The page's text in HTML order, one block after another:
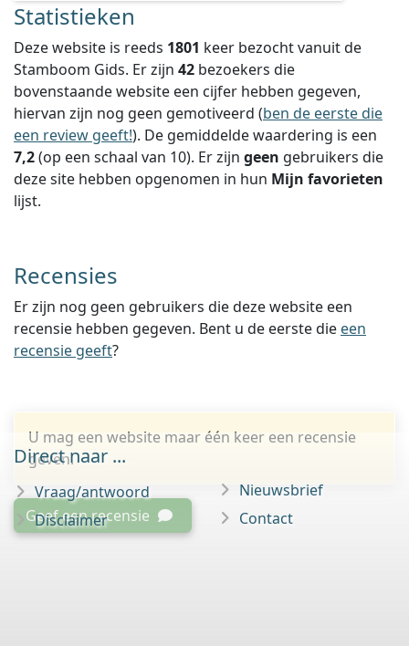
Statistieken
Deze website is reeds 1801 keer bezocht vanuit de
Stamboom Gids. Er zijn 42 bezoekers die
bovenstaande website een cijfer hebben gegeven,
hiervan zijn nog geen gemotiveerd (ben de eerste die
een review geeft!). De gemiddelde waardering is een
7,2(op een schaal van 10). Er zijn geen gebruikers die
deze site hebben opgenomen in hun Mijn favorieten
lijst.
Recensies
Er zijn nog geen gebruikers die deze website een
recensie hebben gegeven. Bent u de eerste die een
recensie geeft?
U mag een website maar één keer een recensie
geven.
Geef een recensie
Direct naar ...
Vraag/antwoord
Disclaimer
Nieuwsbrief
Contact